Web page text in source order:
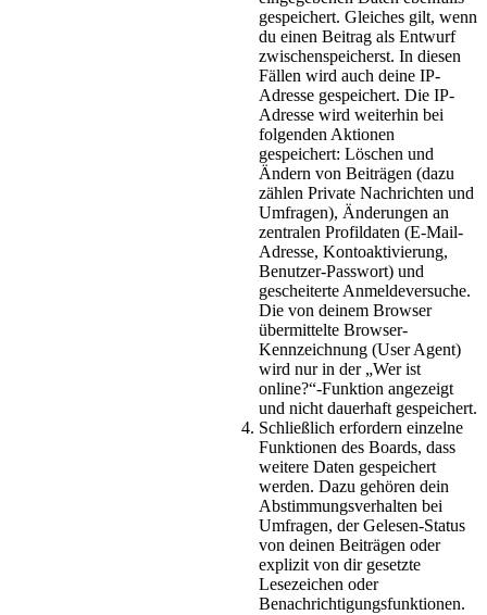
gespeichert. Gleiches gilt, wenn
du einen Beitrag als Entwurf
zwischenspeicherst. In diesen
Fällen wird auch deine IP-
Adresse gespeichert. Die IP-
Adresse wird weiterhin bei
folgenden Aktionen
gespeichert: Löschen und
Ändern von Beiträgen (dazu
zählen Private Nachrichten und
Umfragen), Änderungen an
zentralen Profildaten (E-Mail-
Adresse, Kontoaktivierung,
Benutzer-Passwort) und
gescheiterte Anmeldeversuche.
Die von deinem Browser
übermittelte Browser-
Kennzeichnung (User Agent)
wird nur in der „Wer ist
online?“-Funktion angezeigt
und nicht dauerhaft gespeichert.
Schließlich erfordern einzelne
Funktionen des Boards, dass
weitere Daten gespeichert
werden. Dazu gehören dein
Abstimmungsverhalten bei
Umfragen, der Gelesen-Status
von deinen Beiträgen oder
explizit von dir gesetzte
Lesezeichen oder
Benachrichtigungsfunktionen.